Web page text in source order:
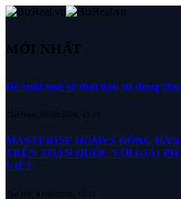
MỚI NHẤT
Đề xuất mới về thời hạn sử dụng
Thứ Năm, 06/08/2026, 15:19
MASTERISE HOMES ĐỒNG
TRÊN TOÀN QUỐC VỚI GIẢI
VIỆT
Thứ Hai, 03/08/2026, 15:31